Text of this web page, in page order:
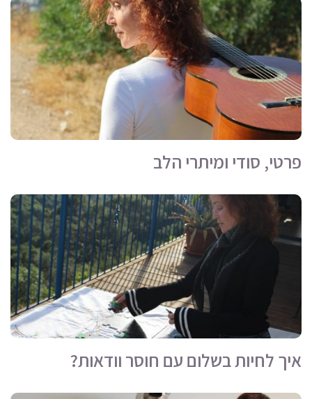
פרטי, סודי ומיתרי הלב
איך לחיות בשלום עם חוסר וודאות?